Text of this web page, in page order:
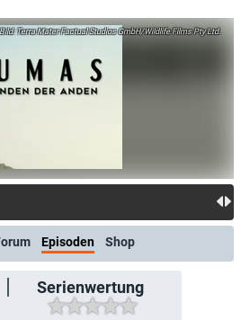
Terra Mater Factual Studios GmbH/Wildlife Films Pty Ltd.
Episoden Shop
Serienwertung